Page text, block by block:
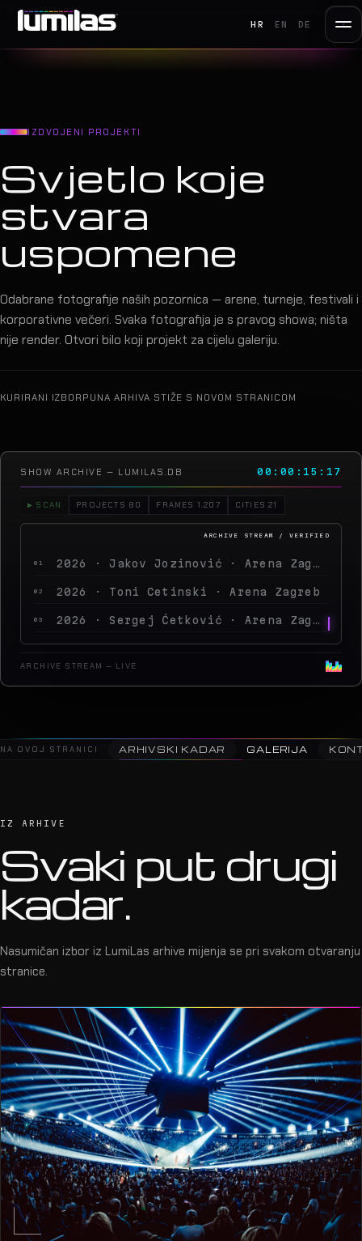
HR EN DE
IZDVOJENI PROJEKTI
Svjetlo koje
stvara
uspomene
Odabrane fotografije naših pozornica — arene, turneje, festivali i
korporativne večeri. Svaka fotografija je s pravog showa; ništa
nije render. Otvori bilo koji projekt za cijelu galeriju.
KURIRANI IZBORPUNA ARHIVA STIŽE S NOVOM STRANICOM
SHOW ARCHIVE — LUMILAS.DB 00:00:21:02
▶ SCAN PROJECTS 80 FRAMES 1.207 CITIES 21
04 2026 · Peđa Jovanović · Arena Zagreb
05 2026 · MegaDance Party 2 · Arena Zagreb
06 2025 · Saša Matić · Arena Zagreb
2025 · Aurora Stellantis Event · MEC
ARCHIVE STREAM — LIVE
NA OVOJ STRANICI ARHIVSKI KADAR GALERIJA
IZ ARHIVE
Svaki put drugi
kadar.
Nasumičan izbor iz LumiLas arhive mijenja se pri svakom otvaranju
stranice.